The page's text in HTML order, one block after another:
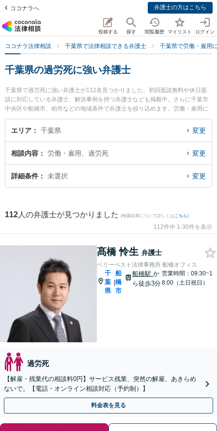
ココナラへ 弁護士の方はこちら
投稿する 探す 閲覧履歴 マイリスト ログイン
ココナラ法律相談 千葉県で法律相談できる弁護士 千葉県で労働・雇用
千葉県の過労死に強い弁護士
千葉県で過労死に強い弁護士が112名見つかりました。初回面談無料や休日面
談に対応している弁護士、解決事例を持つ弁護士なども掲載中。さらに千葉市
中央区や船橋市、柏市などの地域条件で弁護士を絞り込めます。労働・雇用に
関係する不当解雇や退職勧奨、内定取消等の細かな分野での絞り込み検索もで
き便利です。特にベリーベスト法律事務所 船橋オフィスの髙橋 怜生弁護士や佐
す。『千葉県で土日や夜間に発生した過労死のトラブルを今すぐに弁護士に相
談したい』『過労死のトラブル解決の実績豊富な近くの弁護士を検索したい』
『初回相談無料で過労死を法律相談できる千葉県内の弁護士に相談予約した
エリア 千葉県 変更
相談内容 労働・雇用、過労死 変更
詳細条件 未選択 変更
112 人の弁護士が見つかりました (検索結果について詳しくは こちら)
112件中 1-30件を表示
髙橋 怜生 弁護士
ベリーベスト法律事務所 船橋オフィス
千
葉
県
|
船
橋
市
船橋駅か
ら徒歩3分
営業時間：09:30~1
8:00（土日祝日）
過労死
【解雇・残業代の相談料0円】サービス残業、突然の解雇、あきらめ
ないで。【電話・オンライン相談対応（予約制）】
料金表を見る